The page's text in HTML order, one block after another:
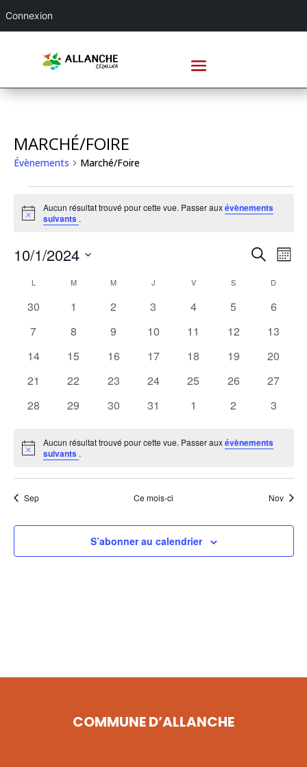
MARCHÉ/FOIRE
Évènements Marché/Foire
ÉVÈNEMENTS
Notice
Aucun résultat trouvé pour cette vue. Passer auxévènements
suivants .
VUES
Recherche
DE
Mois
10/1/2024
date.
CALENDRIER
DE
L MMARDI M MERCREDI
J VVENDREDIS D
0
30
0
1
0
2
0
3
0
4
0
5
0
6
0
7
0
8
0
9
0
10
0
11
0
12
0
13
0
14
0
15
0
16
0
17
0
18
0
19
0
20
0
21
0
22
0
23
0
24
0
25
0
26
0
27
0
28
0
29
0
30
0
31
0
1
0
2
0
3
Notice
Aucun résultat trouvé pour cette vue. Passer auxévènements
suivants .
Sep Ce mois-ci Nov
S’abonner au calendrier
COMMUNE D’ALLANCHE
Connexion